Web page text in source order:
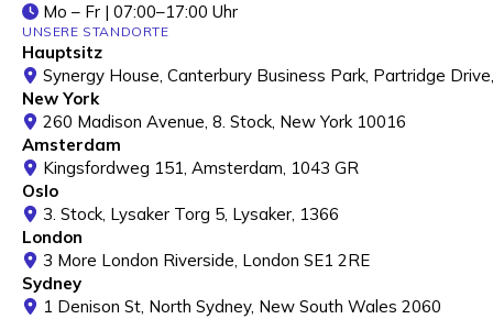
Mo – Fr | 07:00–17:00 Uhr
UNSERE STANDORTE
Hauptsitz
Synergy House, Canterbury Business Park, Partridge
New York
260 Madison Avenue, 8. Stock, New York 10016
Amsterdam
Kingsfordweg 151, Amsterdam, 1043 GR
Oslo
3. Stock, Lysaker Torg 5, Lysaker, 1366
London
3 More London Riverside, London SE1 2RE
Sydney
1 Denison St, North Sydney, New South Wales 2060